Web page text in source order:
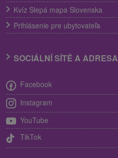
Kvíz Slepá mapa Slovenska
Prihlásenie pre ubytovateľa
SOCIÁLNÍ SÍTĚ A ADRESA
Facebook
Instagram
YouTube
TikTok